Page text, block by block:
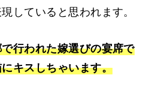
していると思われます。
行われた嫁選びの宴席で
キスしちゃいます。